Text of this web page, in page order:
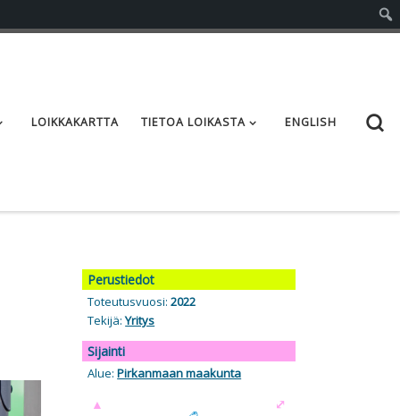
LOIKKAKARTTA TIETOA LOIKASTA ENGLISH
Perustiedot
Toteutusvuosi:2022
Tekijä:Yritys
Sijainti
Alue:Pirkanmaan maakunta
▲
⤢